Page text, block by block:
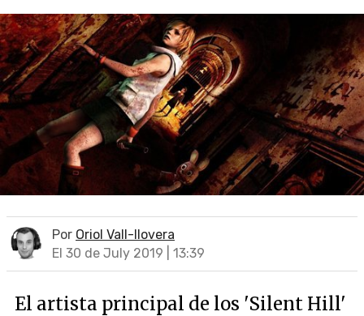
Por Oriol Vall-llovera
El 30 de July 2019 | 13:39
El artista principal de los 'Silent Hill'